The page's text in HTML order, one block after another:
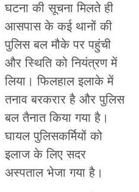
घटना की सूचना मिलते ही
आसपास के कई थानों की
पुलिस बल मौके पर पहुंची
और स्थिति को नियंत्रण में
लिया। फिलहाल इलाके में
तनाव बरकरार है और पुलिस
बल तैनात किया गया है।
घायल पुलिसकर्मियों को
इलाज के लिए सदर
अस्पताल भेजा गया है।